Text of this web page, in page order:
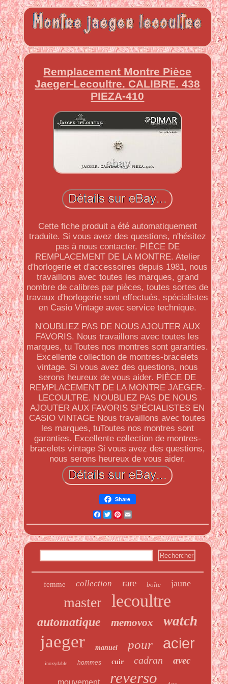
Remplacement Montre Pièce
Jaeger-Lecoultre. CALIBRE. 438
PIEZA-410
Cette fiche produit a été automatiquement
traduite. Si vous avez des questions, n'hésitez
pas à nous contacter. PIÈCE DE
REMPLACEMENT DE LA MONTRE. Atelier
d'horlogerie et d'accessoires depuis 1981, nous
travaillons avec toutes les marques, grand
nombre de calibres par pièces, toutes sortes de
travaux d'horlogerie sont effectués, spécialistes
en Casio Vintage avec service technique.
N'OUBLIEZ PAS DE NOUS AJOUTER AUX
FAVORIS. Nous travaillons avec toutes les
marques, tu Toutes nos montres sont garanties.
Excellente collection de montres-bracelets
vintage. Si vous avez des questions, nous
serons heureux de vous aider. PIÈCE DE
REMPLACEMENT DE LA MONTRE JAEGER-
LECOULTRE. N'OUBLIEZ PAS DE NOUS
AJOUTER AUX FAVORIS SPÉCIALISTES EN
CASIO VINTAGE Nous travaillons avec toutes
les marques, tuToutes nos montres sont
garanties. Excellente collection de montres-
bracelets vintage Si vous avez des questions,
nous serons heureux de vous aider.
Share
Facebook
Twitter
Pinterest
Email
femme collection rare boîte jaune
master lecoultre
automatique memovox watch
jaeger manuel pour acier
inoxydable hommes cuir cadran avec
mouvement reverso